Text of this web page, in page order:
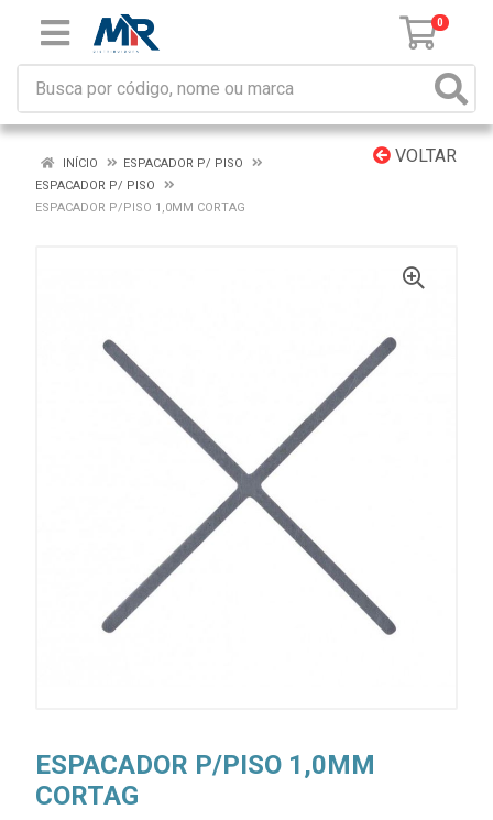
0
VOLTAR
INÍCIO
ESPACADOR P/ PISO
ESPACADOR P/ PISO
ESPACADOR P/PISO 1,0MM CORTAG
ESPACADOR P/PISO 1,0MM
CORTAG